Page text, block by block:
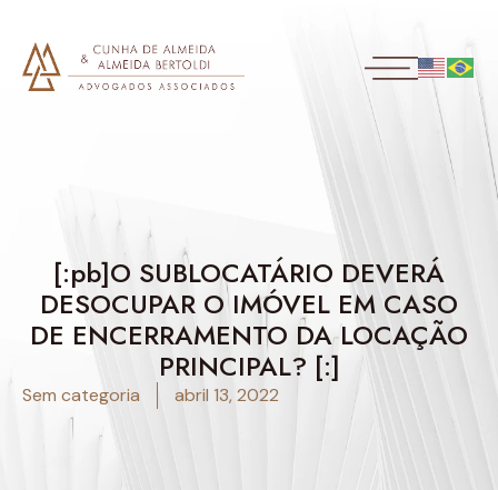
[:pb]O SUBLOCATÁRIO DEVERÁ
DESOCUPAR O IMÓVEL EM CASO
DE ENCERRAMENTO DA LOCAÇÃO
PRINCIPAL? [:]
Sem categoria abril 13, 2022